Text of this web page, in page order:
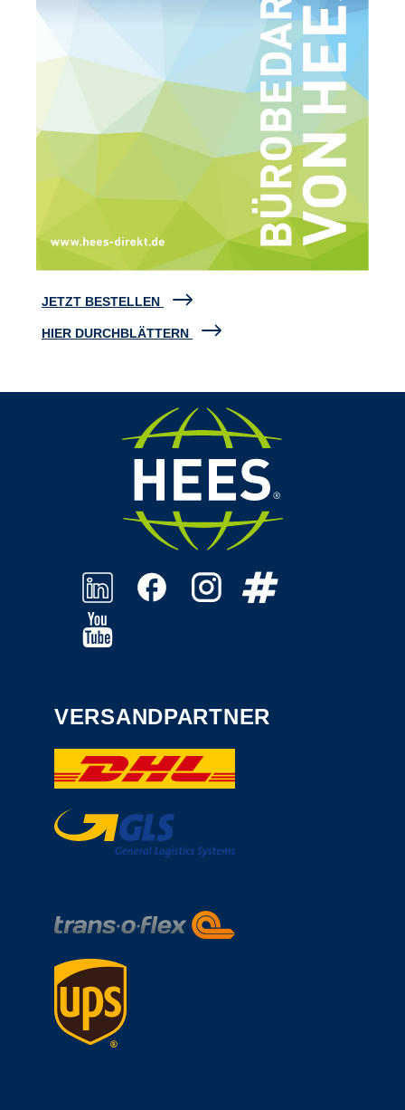
JETZT BESTELLEN
HIER DURCHBLÄTTERN
VERSANDPARTNER